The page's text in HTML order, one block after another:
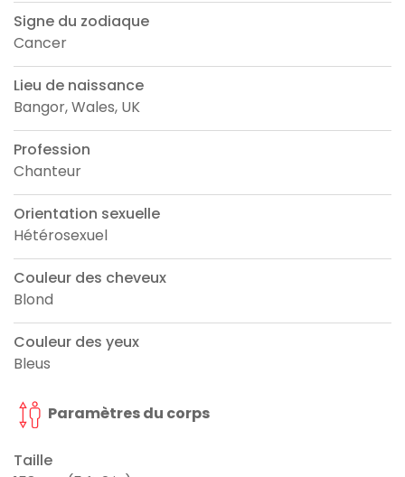
Signe du zodiaque
Cancer
Lieu de naissance
Bangor, Wales, UK
Profession
Chanteur
Orientation sexuelle
Hétérosexuel
Couleur des cheveux
Blond
Couleur des yeux
Bleus
Paramètres du corps
Taille